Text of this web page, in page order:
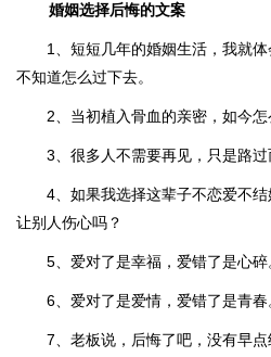
婚姻选择后悔的文案
1、短短几年的婚姻生活，我就
不知道怎么过下去。
2、当初植入骨血的亲密，如今怎
3、很多人不需要再见，只是路过
4、如果我选择这辈子不恋爱不
让别人伤心吗？
5、爱对了是幸福，爱错了是心碎
6、爱对了是爱情，爱错了是青春
7、老板说，后悔了吧，没有早